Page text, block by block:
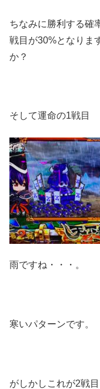
ちなみに勝利する確
戦目が30%となりま
か？
そして運命の1戦目
雨ですね・・・。
寒いパターンです。
がしかしこれが2戦